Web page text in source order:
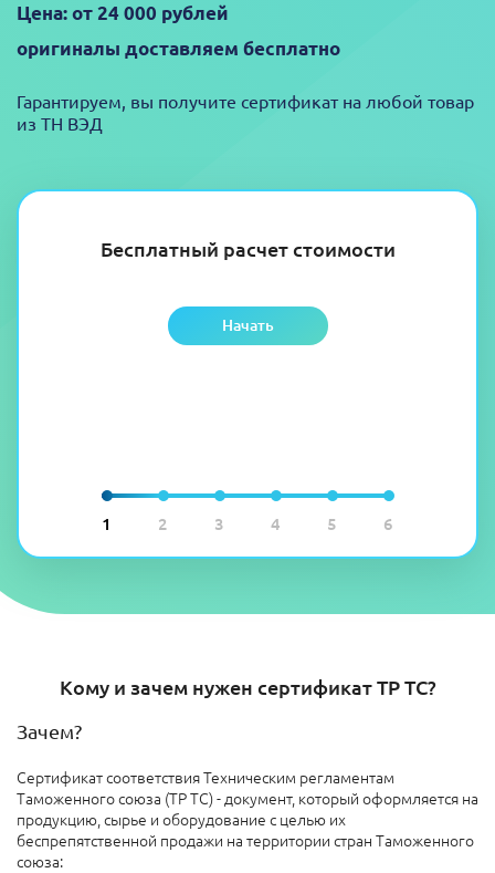
1 2 3 4 5 6
Бесплатный расчет стоимости
Начать
Цена: от 24 000 рублей
оригиналы доставляем бесплатно
Гарантируем, вы получите сертификат на любой товар
из ТН ВЭД
Кому и зачем нужен сертификат ТР ТС?
Зачем?
Сертификат соответствия Техническим регламентам
Таможенного союза (ТР ТС) - документ, который оформляется на
продукцию, сырье и оборудование с целью их
беспрепятственной продажи на территории стран Таможенного
союза: